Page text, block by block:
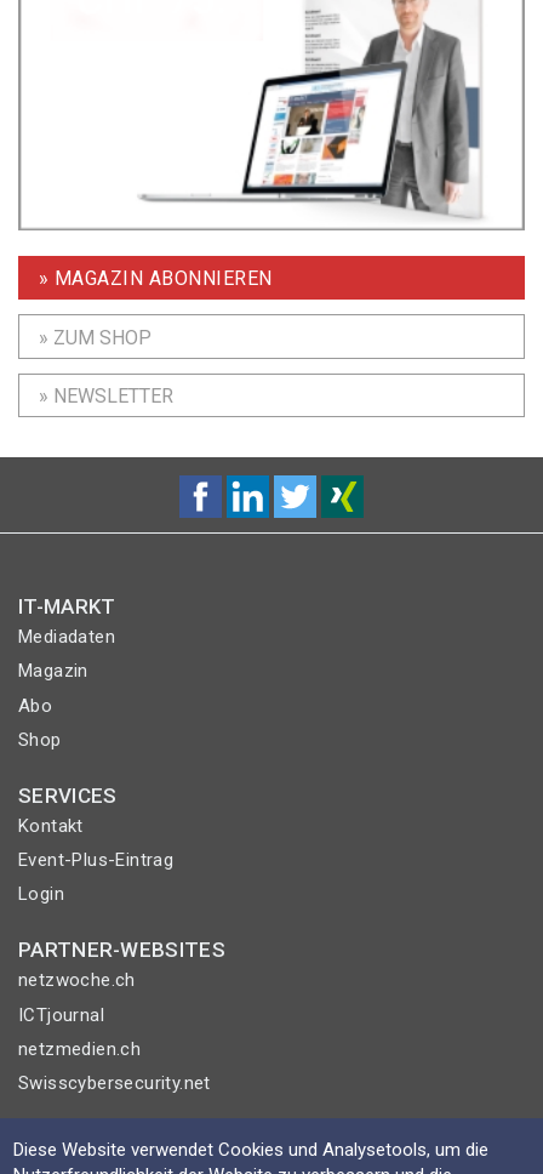
» MAGAZIN ABONNIEREN
» ZUM SHOP
» NEWSLETTER
IT-MARKT
Mediadaten
Magazin
Abo
Shop
SERVICES
Kontakt
Event-Plus-Eintrag
Login
PARTNER-WEBSITES
netzwoche.ch
ICTjournal
netzmedien.ch
Swisscybersecurity.net
© NETZMEDIEN AG 2026
Impressum
Diese Website verwendet Cookies und Analysetools, um die